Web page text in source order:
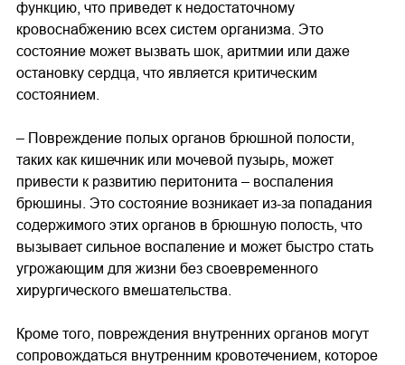
функцию, что приведет к недостаточному
кровоснабжению всех систем организма. Это
состояние может вызвать шок, аритмии или даже
остановку сердца, что является критическим
состоянием.
– Повреждение полых органов брюшной полости,
таких как кишечник или мочевой пузырь, может
привести к развитию перитонита – воспаления
брюшины. Это состояние возникает из-за попадания
содержимого этих органов в брюшную полость, что
вызывает сильное воспаление и может быстро стать
угрожающим для жизни без своевременного
хирургического вмешательства.
Кроме того, повреждения внутренних органов могут
сопровождаться внутренним кровотечением, которое